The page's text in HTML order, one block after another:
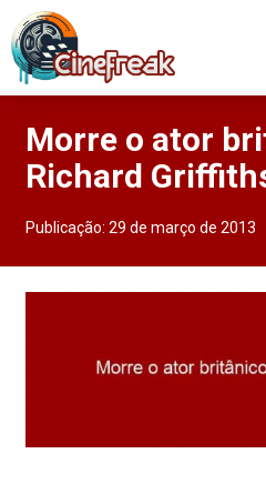
Morre o ator
Richard
Publicação:29 de março de 2013